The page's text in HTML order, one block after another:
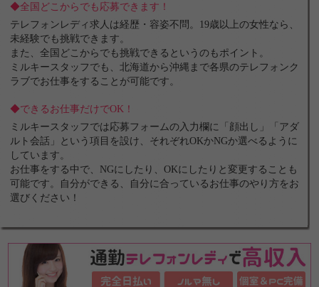
◆全国どこからでも応募できます！
テレフォンレディ求人は経歴・容姿不問。19歳以上の女性なら、
未経験でも挑戦できます。
また、全国どこからでも挑戦できるというのもポイント。
ミルキースタッフでも、北海道から沖縄まで各県のテレフォンク
ラブでお仕事をすることが可能です。
◆できるお仕事だけでOK！
ミルキースタッフでは応募フォームの入力欄に「顔出し」「アダ
ルト会話」という項目を設け、それぞれOKかNGか選べるように
しています。
お仕事をする中で、NGにしたり、OKにしたりと変更することも
可能です。自分ができる、自分に合っているお仕事のやり方をお
選びください！